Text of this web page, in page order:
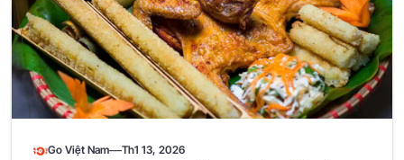
Go Việt Nam—Th1 13, 2026